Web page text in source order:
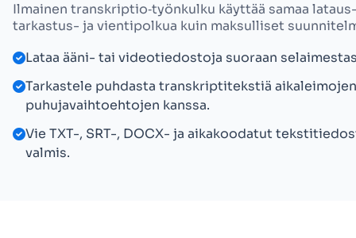
Ilmainen transkriptio‑työnkulku käyttää samaa
tarkastus- ja vientipolkua kuin maksulliset
Lataa ääni- tai videotiedostoja suoraan
Tarkastele puhdasta transkriptitekstiä
puhujavaihtoehtojen kanssa.
Vie TXT-, SRT-, DOCX- ja aikakoodatut
valmis.